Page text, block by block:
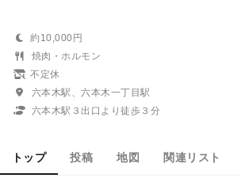
約10,000円
焼肉・ホルモン
不定休
六本木駅、六本木一丁目駅
六本木駅３出口より徒歩３分
トップ 投稿 地図 関連リスト